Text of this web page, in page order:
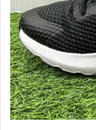
【Under Armour】
【Under Armour】
【Under Armour】
【Under Armour】
【HOKA ONEONE